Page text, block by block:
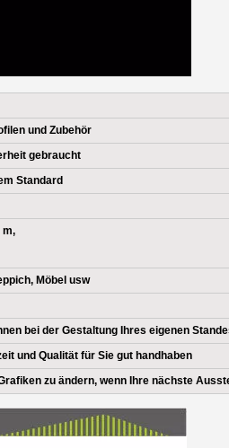
und Zubehör
gebraucht
Standard
m,
Möbel usw
bei der Gestaltung Ihres eigenen
und Qualität für Sie gut handhaben
zu ändern, wenn Ihre nächste